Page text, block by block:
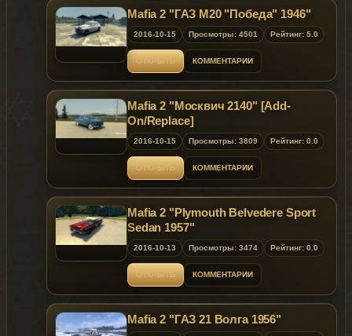
Mafia 2 "ГАЗ М20 "Победа" 1946"
2016-10-15 Просмотры: 4501 Рейтинг: 5.0
КОММЕНТАРИИ
Mafia 2 "Москвич 2140" [Add-
On/Replace]
2016-10-15 Просмотры: 3809 Рейтинг: 0.0
КОММЕНТАРИИ
Mafia 2 "Plymouth Belvedere Sport
Sedan 1957"
2016-10-13 Просмотры: 3474 Рейтинг: 0.0
КОММЕНТАРИИ
Mafia 2 "ГАЗ 21 Волга 1956"